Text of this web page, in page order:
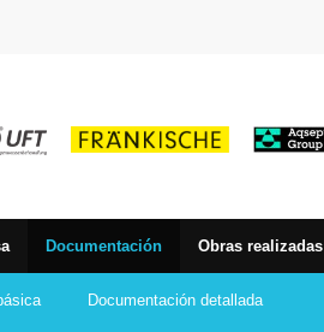
Documentación Obras realizadas
Documentación detallada